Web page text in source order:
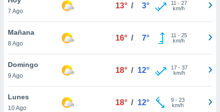
en
más
nuestra
de
7 Ago
13° / 3° 11 - 27
km/h
Mañana
8 Ago
16° / 7° 11 - 25
km/h
Domingo
9 Ago
18° / 12° 17- 37
km/h
Lunes
10 Ago
18° / 12° 9- 23
km/h